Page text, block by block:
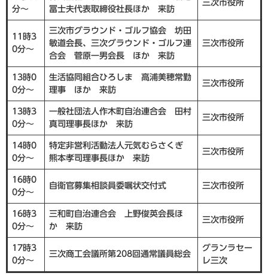
分～
冨士夫代表取締役社長ほか 来訪
三次市役所
11時3
0分～
三次市グラウンド・ゴルフ協会 坊田
敏道会長、三次グラウンド・ゴルフ連
合会 菅原一男会長 ほか 来訪
三次市役所
13時0
0分～
生活協同組合ひろしま 高浦美穂常勤
理事 ほか 来訪
三次市役所
13時3
0分～
一般社団法人作木町自治連合会 田村
真司理事長ほか 来訪
三次市役所
14時0
0分～
特定非営利活動法人元気むらさくぎ
熊本孝司理事長ほか 来訪
三次市役所
16時0
0分～
自衛官募集相談員委嘱状交付式 三次市役所
16時3
0分～
三和町自治連合会 上野俊英会長ほ
か 来訪
三次市役所
17時3
0分～
三次商工会議所第208回通常議員総会
グランラセー
レ三次